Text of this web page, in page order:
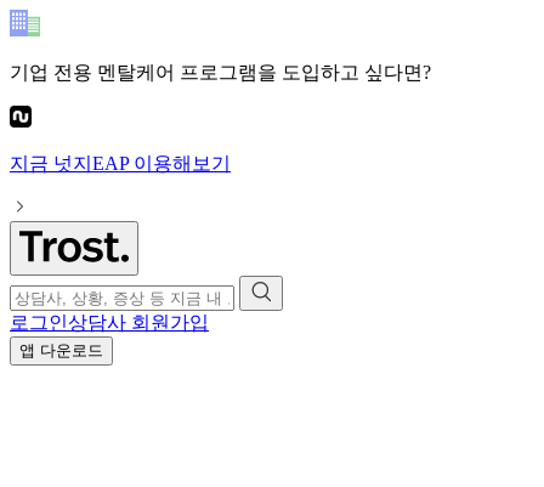
기업 전용 멘탈케어 프로그램을 도입하고 싶다면?
지금 넛지EAP이용해보기
로그인상담사 회원가입
앱 다운로드